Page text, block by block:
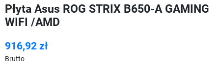
Płyta Asus ROG STRIX B650-A GAMING
WIFI /AMD
916,92 zł
Brutto